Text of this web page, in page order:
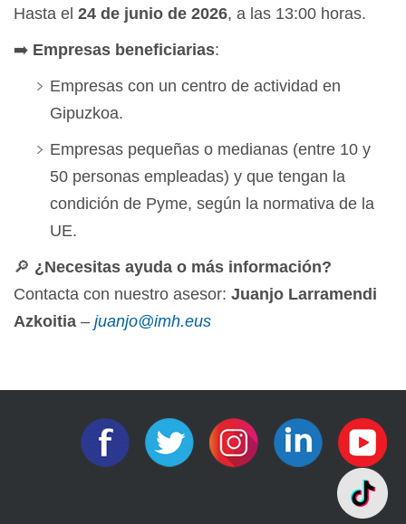
Hasta el 24 de junio de 2026, a las 13:00 horas.
➡️ Empresas beneficiarias:
Empresas con un centro de actividad en
Gipuzkoa.
Empresas pequeñas o medianas (entre 10 y
50 personas empleadas) y que tengan la
condición de Pyme, según la normativa de la
UE.
🔎 ¿Necesitas ayuda o más información?
Contacta con nuestro asesor: Juanjo Larramendi
Azkoitia – juanjo@imh.eus